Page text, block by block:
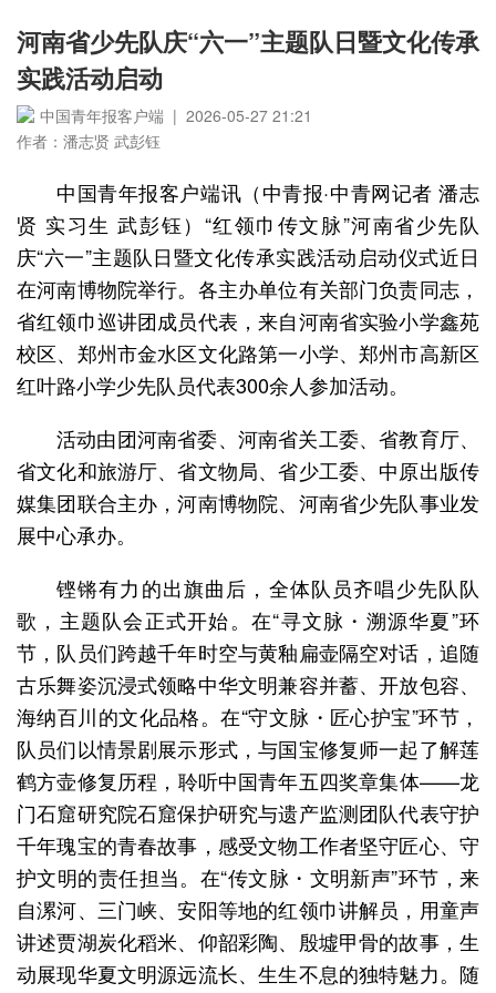
河南省少先队庆“六一”主题队日暨文化传承
实践活动启动
中国青年报客户端 | 2026-05-27 21:21
作者：潘志贤 武彭钰
中国青年报客户端讯（中青报·中青网记者 潘志
贤 实习生 武彭钰）“红领巾传文脉”河南省少先队
庆“六一”主题队日暨文化传承实践活动启动仪式近日
在河南博物院举行。各主办单位有关部门负责同志，
省红领巾巡讲团成员代表，来自河南省实验小学鑫苑
校区、郑州市金水区文化路第一小学、郑州市高新区
红叶路小学少先队员代表300余人参加活动。
活动由团河南省委、河南省关工委、省教育厅、
省文化和旅游厅、省文物局、省少工委、中原出版传
媒集团联合主办，河南博物院、河南省少先队事业发
展中心承办。
铿锵有力的出旗曲后，全体队员齐唱少先队队
歌，主题队会正式开始。在“寻文脉・溯源华夏”环
节，队员们跨越千年时空与黄釉扁壶隔空对话，追随
古乐舞姿沉浸式领略中华文明兼容并蓄、开放包容、
海纳百川的文化品格。在“守文脉・匠心护宝”环节，
队员们以情景剧展示形式，与国宝修复师一起了解莲
鹤方壶修复历程，聆听中国青年五四奖章集体——龙
门石窟研究院石窟保护研究与遗产监测团队代表守护
千年瑰宝的青春故事，感受文物工作者坚守匠心、守
护文明的责任担当。在“传文脉・文明新声”环节，来
自漯河、三门峡、安阳等地的红领巾讲解员，用童声
讲述贾湖炭化稻米、仰韶彩陶、殷墟甲骨的故事，生
动展现华夏文明源远流长、生生不息的独特魅力。随